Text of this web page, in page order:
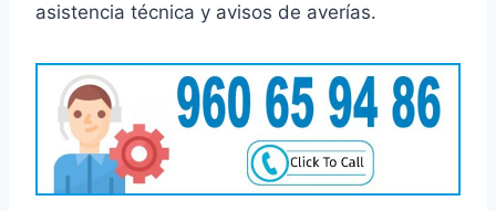
asistencia técnica y avisos de averías.